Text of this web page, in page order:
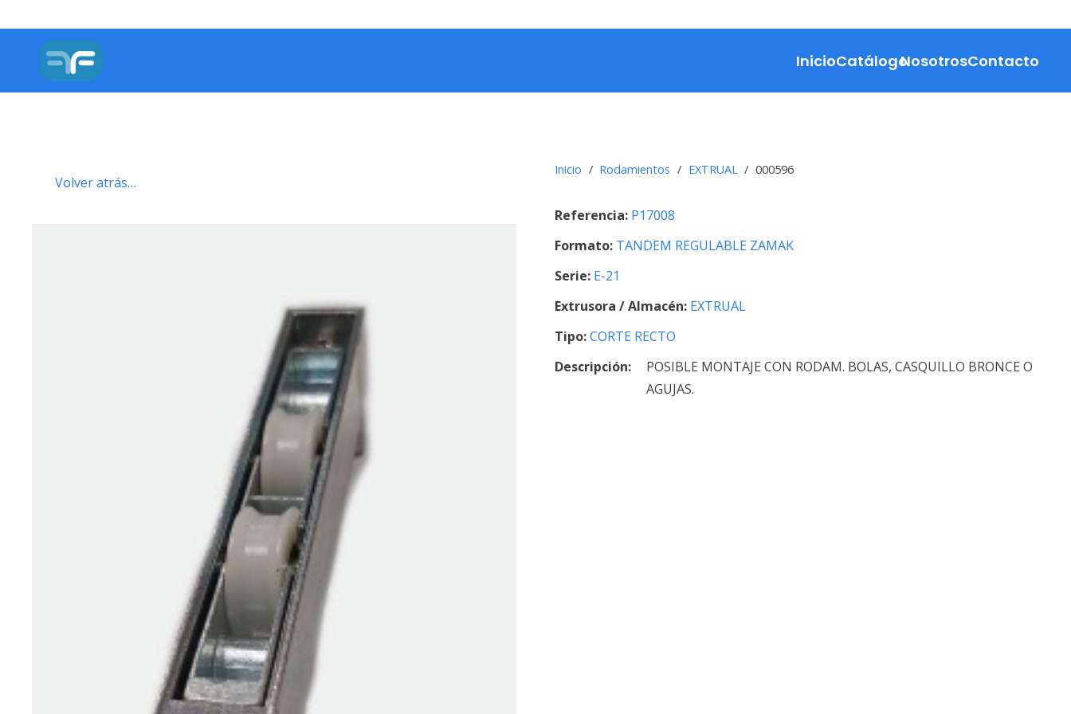
InicioCatálogoNosotrosContacto
Volver atrás…
Inicio / Rodamientos / EXTRUAL / 000596
Referencia: P17008
Formato: TANDEM REGULABLE ZAMAK
Serie: E-21
Extrusora / Almacén: EXTRUAL
Tipo:CORTE RECTO
Descripción:
POSIBLE MONTAJE CON RODAM. BOLAS, CASQUILLO BRONCE O
AGUJAS.